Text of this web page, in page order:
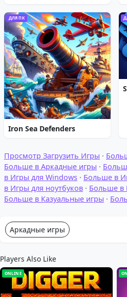
ДЛЯ ПК
Iron Sea Defenders
Просмотр Загрузить Игры ·
Больше в Аркадные игры ·
в Игры для Windows · Больше в
в Игры для ноутбуков · Больше в
Больше в Казуальные игры ·
Аркадные игры
Players Also Like
ONLINE